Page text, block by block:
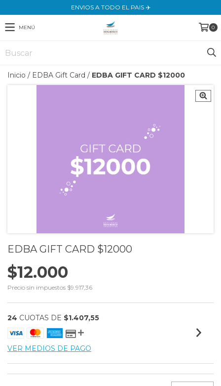
ENVIOS A TODO EL PAIS ✈️
MENÚ 0
Inicio / EDBA Gift Card / EDBA GIFT CARD $12000
EDBA GIFT CARD $12000
$12.000
Precio sin impuestos $9.917,36
24 CUOTAS DE $1.407,55
VER MEDIOS DE PAGO